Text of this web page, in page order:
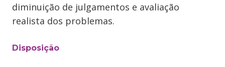
diminuição de julgamentos e avaliação
realista dos problemas.
Disposição